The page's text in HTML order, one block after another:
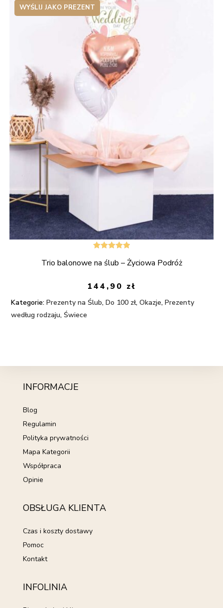
WYŚLIJ JAKO PREZENT
5.00na 5
Trio balonowe na ślub – Życiowa Podróż
144,90 zł
Kategorie: Prezenty na Ślub,Do 100 zł,Okazje,Prezenty
według rodzaju,Świece
INFORMACJE
Blog
Regulamin
Polityka prywatności
Mapa Kategorii
Współpraca
Opinie
OBSŁUGA KLIENTA
Czas i koszty dostawy
Pomoc
Kontakt
INFOLINIA